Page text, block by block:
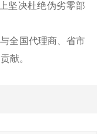
坚决杜绝伪劣零部
全国代理商、省市
献。